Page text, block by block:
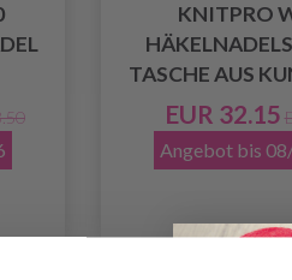
KNITPRO
TASCHE AUS
EUR 32.15
Angebot bis